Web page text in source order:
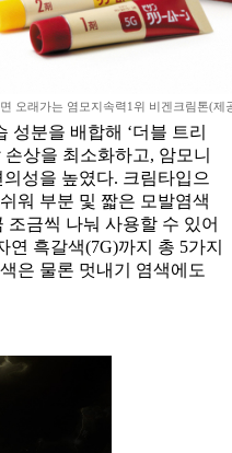
오래가는 염모지속력1위 비겐크림톤(제
성분을 배합해 ‘더블 트리
상을 최소화하고, 암모니
성을 높였다. 크림타입으
워 부분 및 짧은 모발염색
조금씩 나눠 사용할 수 있어
흑갈색(7G)까지 총 5가지
은 물론 멋내기 염색에도